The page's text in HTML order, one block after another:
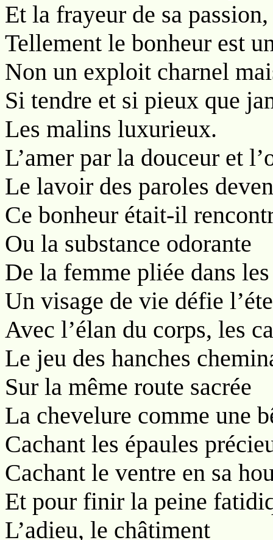
Et la frayeur de sa
Tellement le bonheur est
Non un exploit charnel
Si tendre et si pieux que
Les malins luxurieux.
L’amer par la douceur et
Le lavoir des paroles
Ce bonheur était-il
Ou la substance odorante
De la femme pliée dans
Un visage de vie défie
Avec l’élan du corps, les
Le jeu des hanches
Sur la même route sacrée
La chevelure comme une
Cachant les épaules
Cachant le ventre en sa
Et pour finir la peine
L’adieu, le châtiment